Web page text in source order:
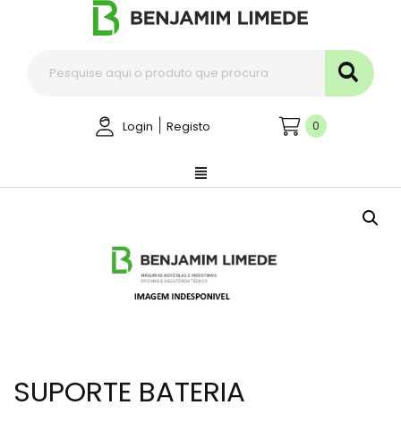
Login Registo 0
SUPORTE BATERIA